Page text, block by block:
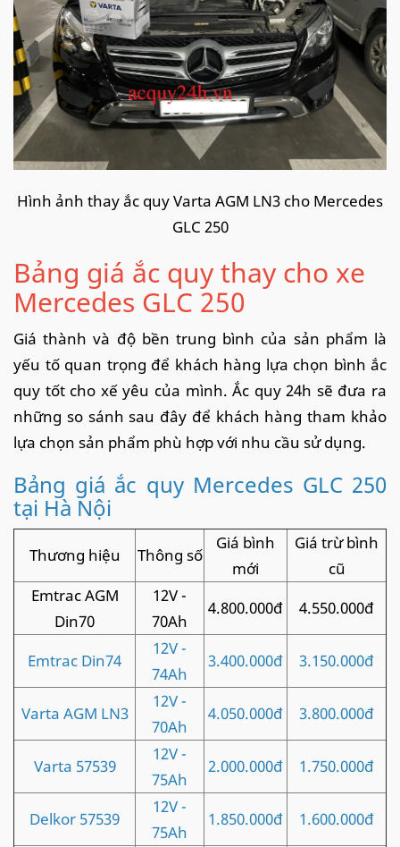
Hình ảnh thay ắc quy Varta AGM LN3 cho Mercedes
GLC 250
Bảng giá ắc quy thay cho xe
Mercedes GLC 250
Giá thành và độ bền trung bình của sản phẩm là
yếu tố quan trọng để khách hàng lựa chọn bình ắc
quy tốt cho xế yêu của mình. Ắc quy 24h sẽ đưa ra
những so sánh sau đây để khách hàng tham khảo
lựa chọn sản phẩm phù hợp với nhu cầu sử dụng.
Bảng giá ắc quy Mercedes GLC 250
tại Hà Nội
Thương hiệu Thông số
Giá bình
mới
Giá trừ bình
cũ
Emtrac AGM
Din70
12V -
70Ah
4.800.000đ 4.550.000đ
Emtrac Din74
12V -
74Ah
3.400.000đ 3.150.000đ
Varta AGM LN3
12V -
70Ah
4.050.000đ 3.800.000đ
Varta 57539
12V -
75Ah
2.000.000đ 1.750.000đ
Delkor 57539
12V -
75Ah
1.850.000đ
1.600.000đ